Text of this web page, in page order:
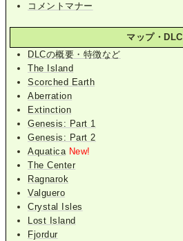
コメントマナー
マップ・DLC
DLCの概要・特徴など
The Island
Scorched Earth
Aberration
Extinction
Genesis: Part 1
Genesis: Part 2
Aquatica New!
The Center
Ragnarok
Valguero
Crystal Isles
Lost Island
Fjordur